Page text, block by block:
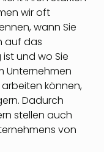
wir oft
wann Sie
auf das
und wo Sie
Unternehmen
können,
Dadurch
stellen auch
von